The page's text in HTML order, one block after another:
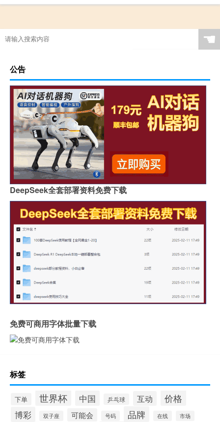
☚
公告
DeepSeek全套部署资料免费下载
免费可商用字体批量下载
标签
下单 世界杯 中国 乒乓球 互动 价格
博彩 双子座 可能会 号码 品牌 在线 市场